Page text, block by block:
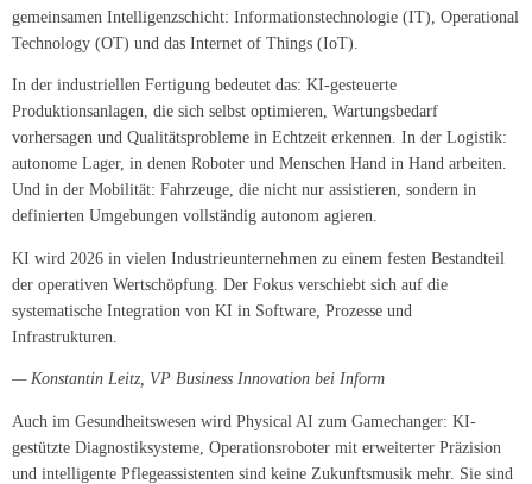
gemeinsamen Intelligenzschicht: Informationstechnologie (IT), Operational
Technology (OT) und das Internet of Things (IoT).
In der industriellen Fertigung bedeutet das: KI-gesteuerte
Produktionsanlagen, die sich selbst optimieren, Wartungsbedarf
vorhersagen und Qualitätsprobleme in Echtzeit erkennen. In der Logistik:
autonome Lager, in denen Roboter und Menschen Hand in Hand arbeiten.
Und in der Mobilität: Fahrzeuge, die nicht nur assistieren, sondern in
definierten Umgebungen vollständig autonom agieren.
KI wird 2026 in vielen Industrieunternehmen zu einem festen Bestandteil
der operativen Wertschöpfung. Der Fokus verschiebt sich auf die
systematische Integration von KI in Software, Prozesse und
Infrastrukturen.
— Konstantin Leitz, VP Business Innovation bei Inform
Auch im Gesundheitswesen wird Physical AI zum Gamechanger: KI-
gestützte Diagnostiksysteme, Operationsroboter mit erweiterter Präzision
und intelligente Pflegeassistenten sind keine Zukunftsmusik mehr. Sie sind